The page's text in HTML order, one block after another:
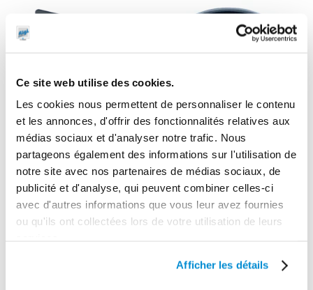
Ce site web utilise des cookies.
Les cookies nous permettent de personnaliser le contenu
et les annonces, d'offrir des fonctionnalités relatives aux
médias sociaux et d'analyser notre trafic. Nous
partageons également des informations sur l'utilisation de
notre site avec nos partenaires de médias sociaux, de
publicité et d'analyse, qui peuvent combiner celles-ci
avec d'autres informations que vous leur avez fournies
ou qu'ils ont collectées lors de votre utilisation de leurs
Afficher les détails
Support fixe
pour enrouleur
Filtre de
rechange 10